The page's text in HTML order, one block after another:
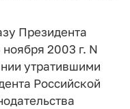
Президента
2003 г. N
утратившими
Российской